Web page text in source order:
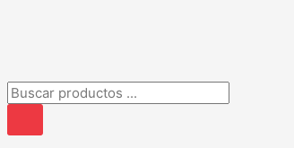
Búsqueda
productos